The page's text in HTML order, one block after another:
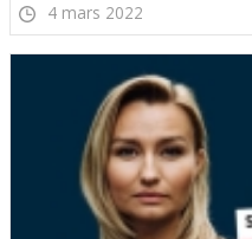
4 mars 2022